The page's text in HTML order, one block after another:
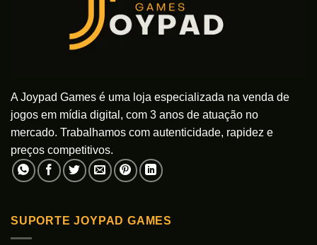
ser
escolhidas
na
A Joypad Games é uma loja especializada na venda de
jogos em mídia digital, com 3 anos de atuação no
mercado. Trabalhamos com autenticidade, rapidez e
preços competitivos.
SUPORTE JOYPAD GAMES